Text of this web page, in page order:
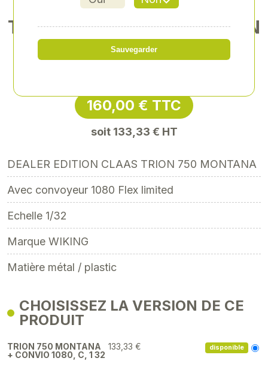
TRION 750 MONTANA + CON
VIO 1080, C, 1 32
160,00 € TTC
soit 133,33 € HT
DEALER EDITION CLAAS TRION 750 MONTANA
Avec convoyeur 1080 Flex limited
Echelle 1/32
Marque WIKING
Matière métal / plastic
CHOISISSEZ LA VERSION DE CE
PRODUIT
TRION 750 MONTANA
+ CONVIO 1080, C, 1 32
133,33 € disponible
Sauvegarder